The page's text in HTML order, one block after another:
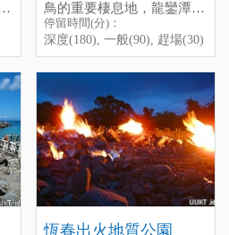
鳥的重要棲息地，龍鑾潭自
然中心就是為此而設的。自
然中心位於龍鑾潭的西岸，
為避免驚擾到鳥兒，從停車
見自然中心，站長還真驚艷
於她別緻的建築風格，一種
好輕穎的感覺，因為她彷彿
如水鳥般的憩在那兒修整雙
翅，得輕輕的接近才行。
除了遠觀，龍鑾潭自然中
心裡還架設了許多架高倍數
望遠鏡，終於知道，原來龍
停留時間(分)：
深度(180), 一般(90), 趕場(30)
恆春出火地質公園